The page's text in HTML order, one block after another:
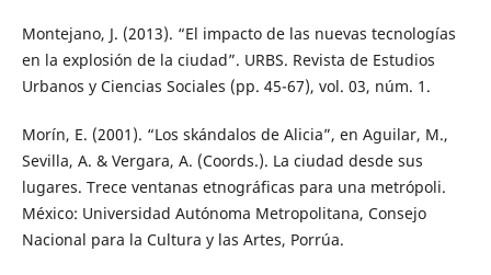
Montejano, J. (2013). “El impacto de las nuevas tecnologías
en la explosión de la ciudad”. URBS. Revista de Estudios
Urbanos y Ciencias Sociales (pp. 45-67), vol. 03, núm. 1.
Morín, E. (2001). “Los skándalos de Alicia”, en Aguilar, M.,
Sevilla, A. & Vergara, A. (Coords.). La ciudad desde sus
lugares. Trece ventanas etnográficas para una metrópoli.
México: Universidad Autónoma Metropolitana, Consejo
Nacional para la Cultura y las Artes, Porrúa.